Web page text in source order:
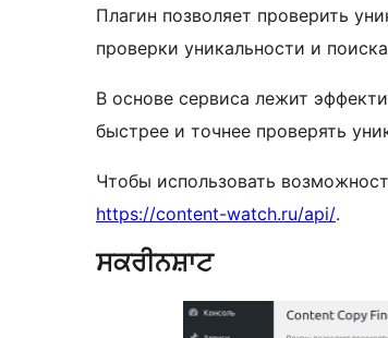
Плагин позволяет проверить
проверки уникальности и
В основе сервиса лежит
быстрее и точнее проверять
Чтобы использовать
https://content-watch.ru/api/.
ਸਕਰੀਨਸ਼ਾਟ